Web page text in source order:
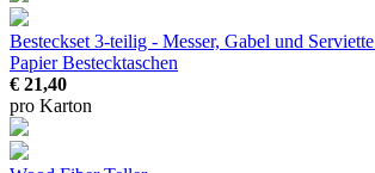
Besteckset 3-teilig - Messer, Gabel und Serviette
Papier Bestecktaschen
€ 21,40
pro Karton